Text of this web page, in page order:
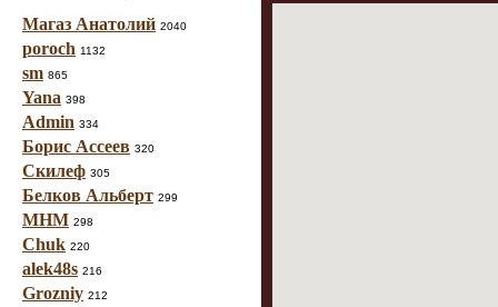
Магаз Анатолий 2040
poroch 1132
sm 865
Yana 398
Admin 334
Борис Ассеев 320
Скилеф 305
Белков Альберт 299
МНМ 298
Chuk 220
alek48s 216
Grozniy 212